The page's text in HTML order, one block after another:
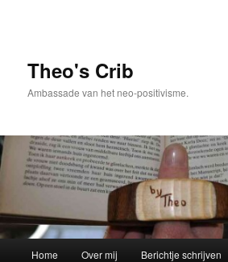
Theo's Crib
Ambassade van het neo-positivisme.
Home Over mij Berichtje schrijven